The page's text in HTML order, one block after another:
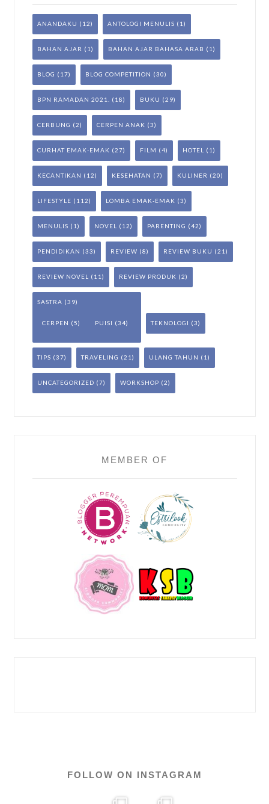
ANANDAKU (12) ANTOLOGI MENULIS (1)
BAHAN AJAR (1) BAHAN AJAR BAHASA ARAB (1)
BLOG (17) BLOG COMPETITION (30)
BPN RAMADAN 2021. (18) BUKU (29)
CERBUNG (2) CERPEN ANAK (3)
CURHAT EMAK-EMAK (27) FILM (4) HOTEL (1)
KECANTIKAN (12) KESEHATAN (7) KULINER (20)
LIFESTYLE (112) LOMBA EMAK-EMAK (3)
MENULIS (1) NOVEL (12) PARENTING (42)
PENDIDIKAN (33) REVIEW (8) REVIEW BUKU (21)
REVIEW NOVEL (11) REVIEW PRODUK (2)
SASTRA (39)
CERPEN (5) PUISI (34) TEKNOLOGI (3)
TIPS (37) TRAVELING (21) ULANG TAHUN (1)
UNCATEGORIZED (7) WORKSHOP (2)
MEMBER OF
FOLLOW ON INSTAGRAM